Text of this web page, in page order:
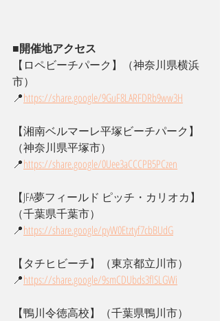
■開催地アクセス
【ロペビーチパーク】（神奈川県横浜
市）
📍https://share.google/9GuF8LARFDRb9ww3H
【湘南ベルマーレ平塚ビーチパーク】
（神奈川県平塚市）
📍https://share.google/0Uee3aCCCPB5PCzen
【JFA夢フィールド ピッチ・カリオカ】
（千葉県千葉市）
📍https://share.google/pyW0Etztyf7cbBUdG
【タチヒビーチ】（東京都立川市）
📍https://share.google/9smCDUbds3flSLGWi
【鴨川令徳高校】（千葉県鴨川市）